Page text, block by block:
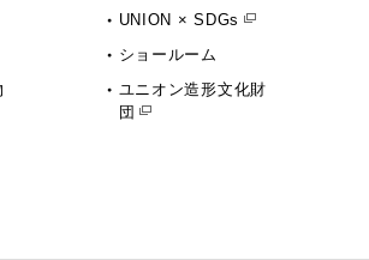
UNION × SDGs
ショールーム
ユニオン造形文化財
団